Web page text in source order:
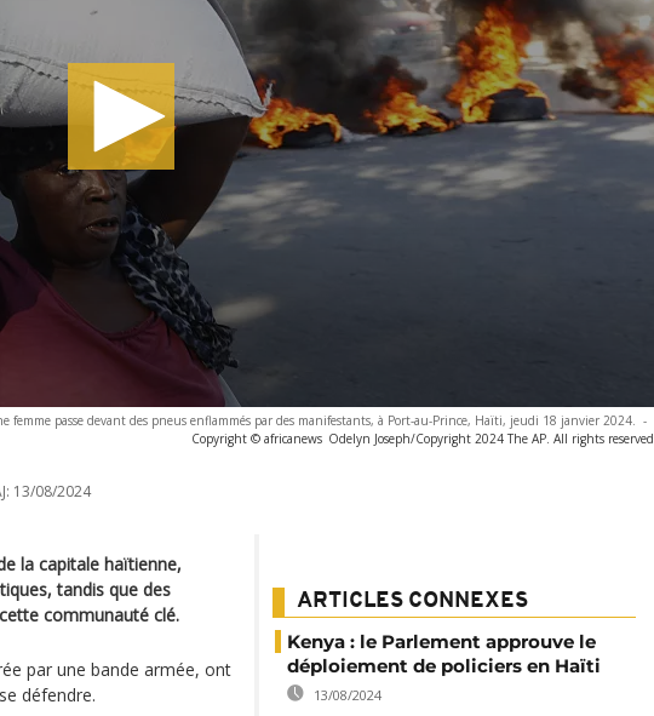
femme passe devant des pneus enflammés par des manifestants, à Port-au-Prince, Haïti, jeudi 18 janvier 2024. -
Copyright © africanews Odelyn Joseph/Copyright 2024 The AP. All rights reserved
13/08/2024
la capitale haïtienne,
tandis que des
communauté clé.
par une bande armée, ont
défendre.
ARTICLES CONNEXES
Kenya : le Parlement approuve le
déploiement de policiers en Haïti
13/08/2024